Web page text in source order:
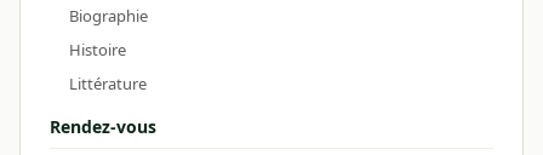
Biographie
Histoire
Littérature
Rendez-vous